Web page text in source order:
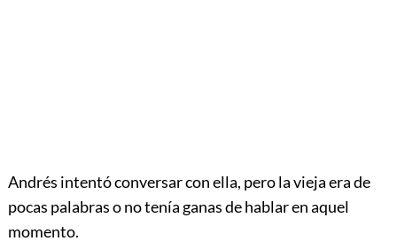
Andrés intentó conversar con ella, pero la vieja era de
pocas palabras o no tenía ganas de hablar en aquel
momento.